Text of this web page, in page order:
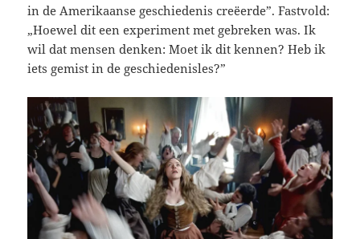
in de Amerikaanse geschiedenis creëerde”. Fastvold:
„Hoewel dit een experiment met gebreken was. Ik
wil dat mensen denken: Moet ik dit kennen? Heb ik
iets gemist in de geschiedenisles?”